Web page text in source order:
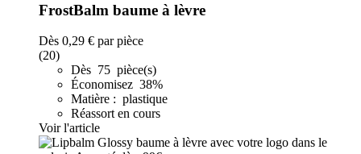
FrostBalm baume à lèvre
Dès 0,29 € par pièce
(20)
Dès 75 pièce(s)
Économisez 38%
Matière : plastique
Réassort en cours
Voir l'article